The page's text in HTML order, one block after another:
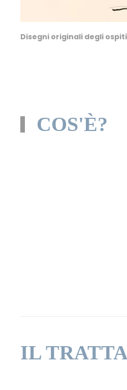
Disegni originali degli
COS'È?
IL